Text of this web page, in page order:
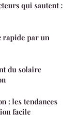
qui sautent :
rapide par un
du solaire
: les tendances
facile